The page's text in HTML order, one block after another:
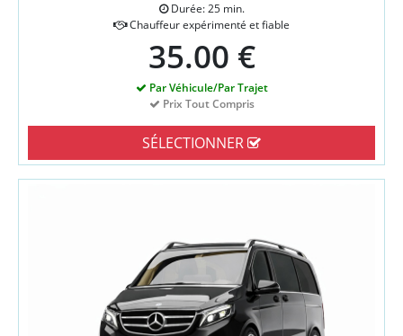
Durée: 25 min.
Chauffeur expérimenté et fiable
35.00 €
Par Véhicule/Par Trajet
Prix Tout Compris
SÉLECTIONNER